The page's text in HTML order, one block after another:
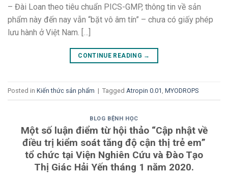
– Đài Loan theo tiêu chuẩn PICS-GMP, thông tin về sản
phẩm này đến nay vẫn “bặt vô âm tín” – chưa có giấy phép
lưu hành ở Việt Nam. […]
CONTINUE READING →
Posted in Kiến thức sản phẩm | Tagged Atropin 0.01 MYODROPS
BLOG BỆNH HỌC
Một số luận điểm từ hội thảo “Cập nhật về
điều trị kiểm soát tăng độ cận thị trẻ em”
tổ chức tại Viện Nghiên Cứu và Đào Tạo
Thị Giác Hải Yến tháng 1 năm 2020.